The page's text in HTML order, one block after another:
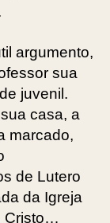
argumento,
sua
juvenil.
casa, a
marcado,
de Lutero
da Igreja
Cristo…